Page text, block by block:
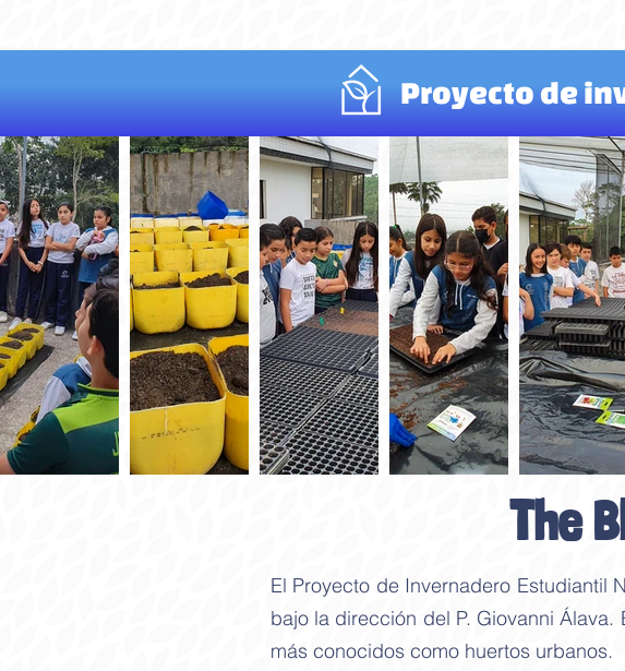
Proyecto de
The
El Proyecto de Invernadero Estudiantil
bajo la dirección del P. Giovanni
más conocidos como huertos urbanos.